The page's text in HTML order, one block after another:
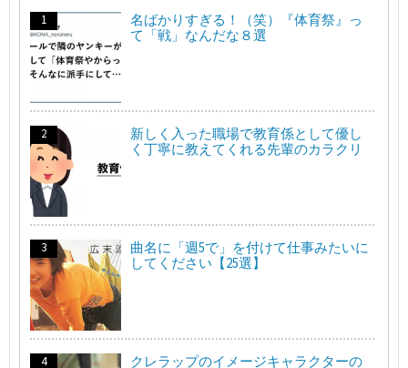
名ばかりすぎる！（笑）『体育祭』っ
て「戦」なんだな８選
新しく入った職場で教育係として優し
く丁寧に教えてくれる先輩のカラクリ
曲名に「週5で」を付けて仕事みたいに
してください【25選】
クレラップのイメージキャラクターの